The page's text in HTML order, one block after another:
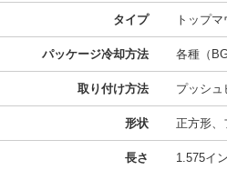
タイプ トップ
パッケージ冷却方法 各種（
取り付け方法 プッシュ
形状 正方形、
長さ 1.575イ